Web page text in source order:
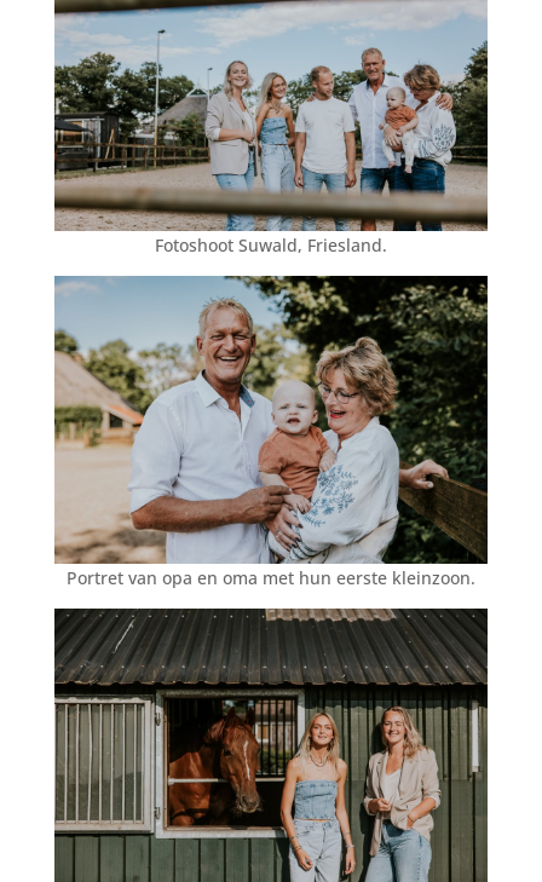
Fotoshoot Suwald, Friesland.
Portret van opa en oma met hun eerste kleinzoon.